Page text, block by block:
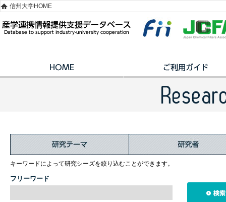
信州大学HOME
キーワードによって研究シーズを絞り込むことができます。
フリーワード